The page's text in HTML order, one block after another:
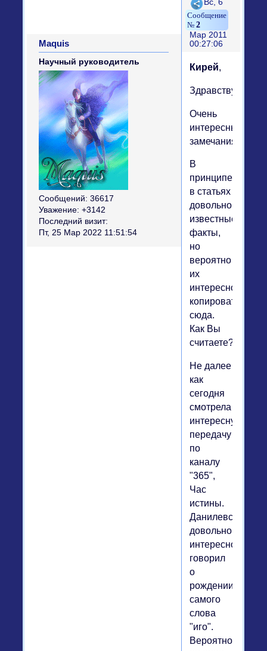
Поделиться
2
Вс, 6
Мар 2011
00:27:06
Maquis
Научный руководитель
Сообщений: 36617
Уважение: +3142
Последний визит:
Пт, 25 Мар 2022 11:51:54
Кирей,
Здравствуйте.)))
Очень
интересные
замечания.
В
принципе
в статьях
довольно
известные
факты,
но
вероятно
их
интересно
копировать
сюда.
Как Вы
считаете?
Не далее
как
сегодня
смотрела
интересную
передачу
по
каналу
"365",
Час
истины.
Данилевский
довольно
интересно
говорил
о
рождении
самого
слова
"иго".
Вероятно